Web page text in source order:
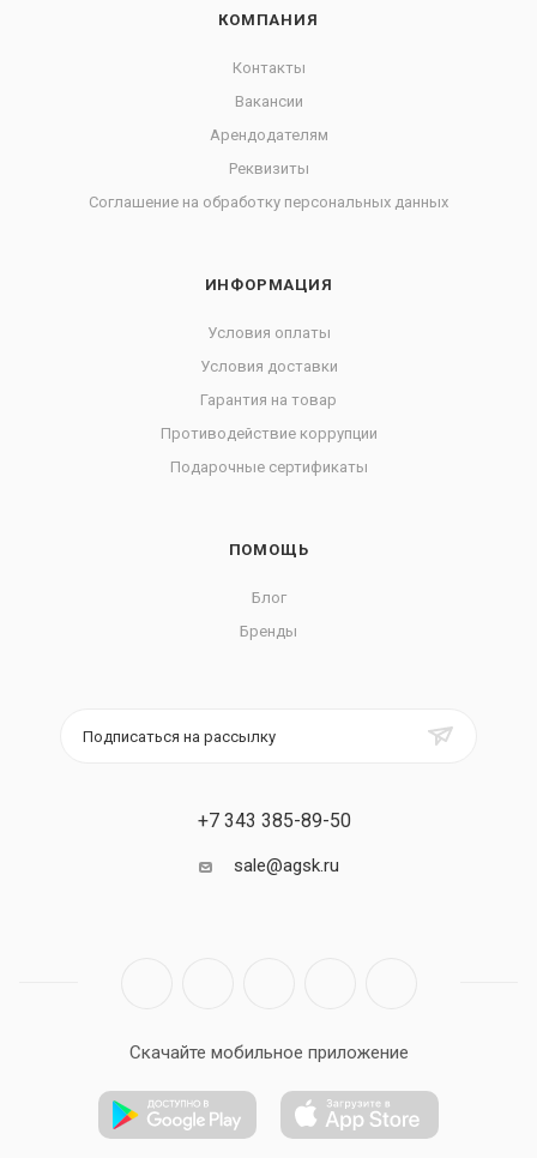
КОМПАНИЯ
Контакты
Вакансии
Арендодателям
Реквизиты
Соглашение на обработку персональных данных
ИНФОРМАЦИЯ
Условия оплаты
Условия доставки
Гарантия на товар
Противодействие коррупции
Подарочные сертификаты
ПОМОЩЬ
Блог
Бренды
Подписаться на рассылку
+7 343 385-89-50
sale@agsk.ru
Скачайте мобильное приложение